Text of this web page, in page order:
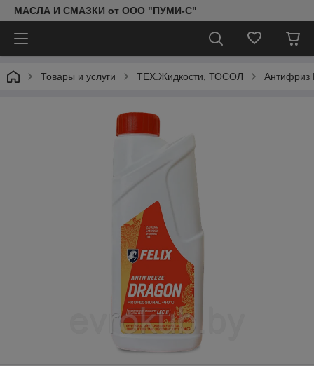
МАСЛА И СМАЗКИ от ООО "ПУМИ-С"
Товары и услуги ТЕХ.Жидкости, ТОСОЛ Антифриз